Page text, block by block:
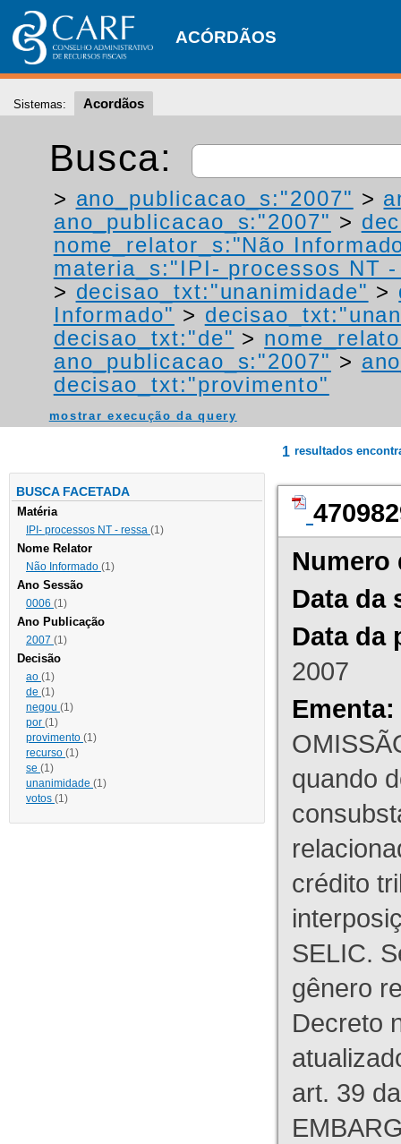
ACÓRDÃOS
Sistemas: Acordãos
Busca:
> ano_publicacao_s:"2007" >
ano_publicacao_s:"2007" >
nome_relator_s:"Não
materia_s:"IPI- processos NT
> decisao_txt:"unanimidade" >
Informado" >
decisao_txt:"de" >
ano_publicacao_s:"2007" >
decisao_txt:"provimento"
mostrar execução da query
BUSCA FACETADA
Matéria
IPI- processos NT - ressa (1)
Nome Relator
Não Informado (1)
Ano Sessão
0006 (1)
Ano Publicação
2007 (1)
Decisão
ao (1)
de (1)
negou (1)
por (1)
provimento (1)
recurso (1)
se (1)
unanimidade (1)
votos (1)
1 resultados
Numero
Data da
Data da
2007
Ementa:
quando
crédito
SELIC.
gênero
Decreto
art. 39